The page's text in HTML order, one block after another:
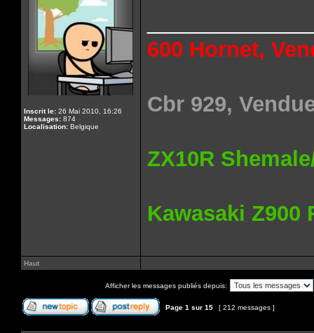
Inscrit le: 26 Mai 2010, 16:26
Messages: 874
Localisation: Belgique
600 Hornet,
Cbr 929,
ZX10R
Kawasaki Z900
Haut
Afficher les messages publiés depuis:
Page 1 sur 15 [ 212 messages ]